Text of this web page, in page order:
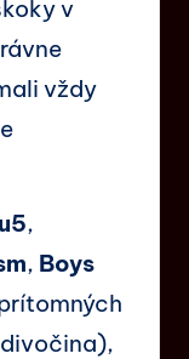
v
vždy
,
, Boys